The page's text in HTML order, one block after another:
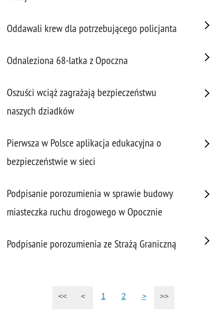
Oddawali krew dla potrzebującego policjanta
Odnaleziona 68-latka z Opoczna
Oszuści wciąż zagrażają bezpieczeństwu
naszych dziadków
Pierwsza w Polsce aplikacja edukacyjna o
bezpieczeństwie w sieci
Podpisanie porozumienia w sprawie budowy
miasteczka ruchu drogowego w Opocznie
Podpisanie porozumienia ze Strażą Graniczną
<< < 1 2 > >>